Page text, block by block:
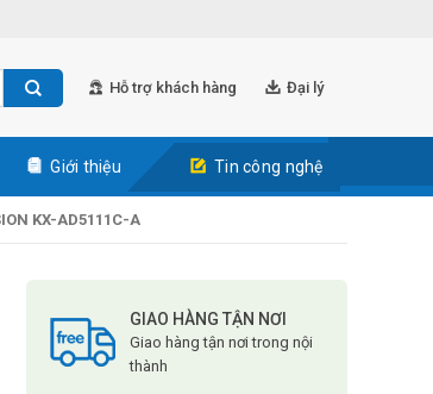
Hỗ trợ khách hàng Đại lý
Giới thiệu Tin công nghệ
KX-AD5111C-A
GIAO HÀNG TẬN NƠI
Giao hàng tận nơi trong nội
thành